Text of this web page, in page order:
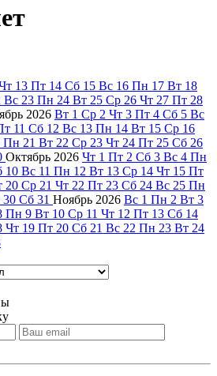
13 Пт 14 Сб 15 Вс 16 Пн 17 Вт 18
Вс 23 Пн 24 Вт 25 Ср 26 Чт 27 Пт 28
2026 Вт 1 Ср 2 Чт 3 Пт 4 Сб 5 Вс
11 Сб 12 Вс 13 Пн 14 Вт 15 Ср 16
Пн 21 Вт 22 Ср 23 Чт 24 Пт 25 Сб 26
Октябрь 2026 Чт 1 Пт 2 Сб 3 Вс 4 Пн
10 Вс 11 Пн 12 Вт 13 Ср 14 Чт 15 Пт
20 Ср 21 Чт 22 Пт 23 Сб 24 Вс 25 Пн
30 Сб 31 Ноябрь 2026 Вс 1 Пн 2 Вт 3
Пн 9 Вт 10 Ср 11 Чт 12 Пт 13 Сб 14
Чт 19 Пт 20 Сб 21 Вс 22 Пн 23 Вт 24